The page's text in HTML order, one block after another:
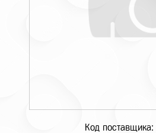
Код поставщика: